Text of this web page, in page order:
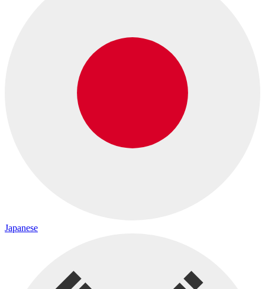
Japanese